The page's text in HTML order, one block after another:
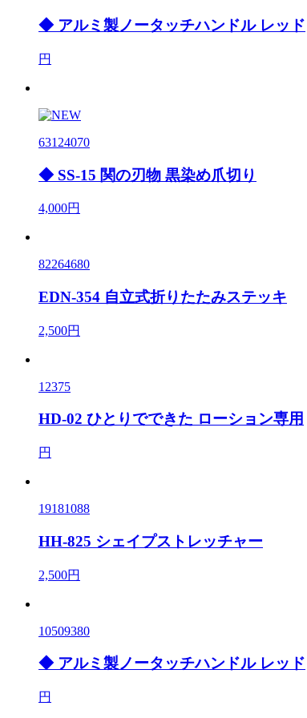
◆ アルミ製ノータッチハンドル レッド
円
63124070
◆ SS-15 関の刃物 黒染め爪切り
4,000円
82264680
EDN-354 自立式折りたたみステッキ
2,500円
12375
HD-02 ひとりでできた ローション専用
円
19181088
HH-825 シェイプストレッチャー
2,500円
10509380
◆ アルミ製ノータッチハンドル レッド
円